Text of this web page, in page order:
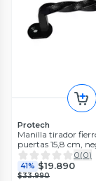
Protech
Manilla tirador
puertas 15,8 cm,
0(0)
41% $19.890
$33.990